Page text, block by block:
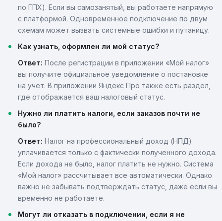
по ГПХ). Если вы самозанятый, вы работаете напрямую
с платформой. Одновременное подключение по двум
схемам может вызвать системные ошибки и путаницу.
Как узнать, оформлен ли мой статус?
Ответ: После регистрации в приложении «Мой налог»
вы получите официальное уведомление о постановке
на учет. В приложении Яндекс Про также есть раздел,
где отображается ваш налоговый статус.
Нужно ли платить налоги, если заказов почти не
было?
Ответ: Налог на профессиональный доход (НПД)
уплачивается только с фактически полученного дохода.
Если дохода не было, налог платить не нужно. Система
«Мой налог» рассчитывает все автоматически. Однако
важно не забывать подтверждать статус, даже если вы
временно не работаете.
Могут ли отказать в подключении, если я не